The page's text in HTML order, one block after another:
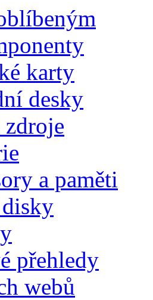
karty
desky
zdroje
a paměti
přehledy
webů